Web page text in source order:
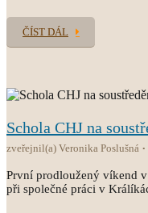
ČÍST DÁL
Schola CHJ na
zveřejnil(a) Veronika Poslušná
První prodloužený víkend
při společné práci v